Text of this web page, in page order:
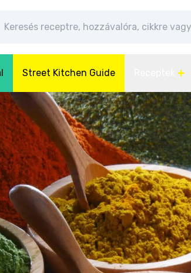
Street Kitchen Guide